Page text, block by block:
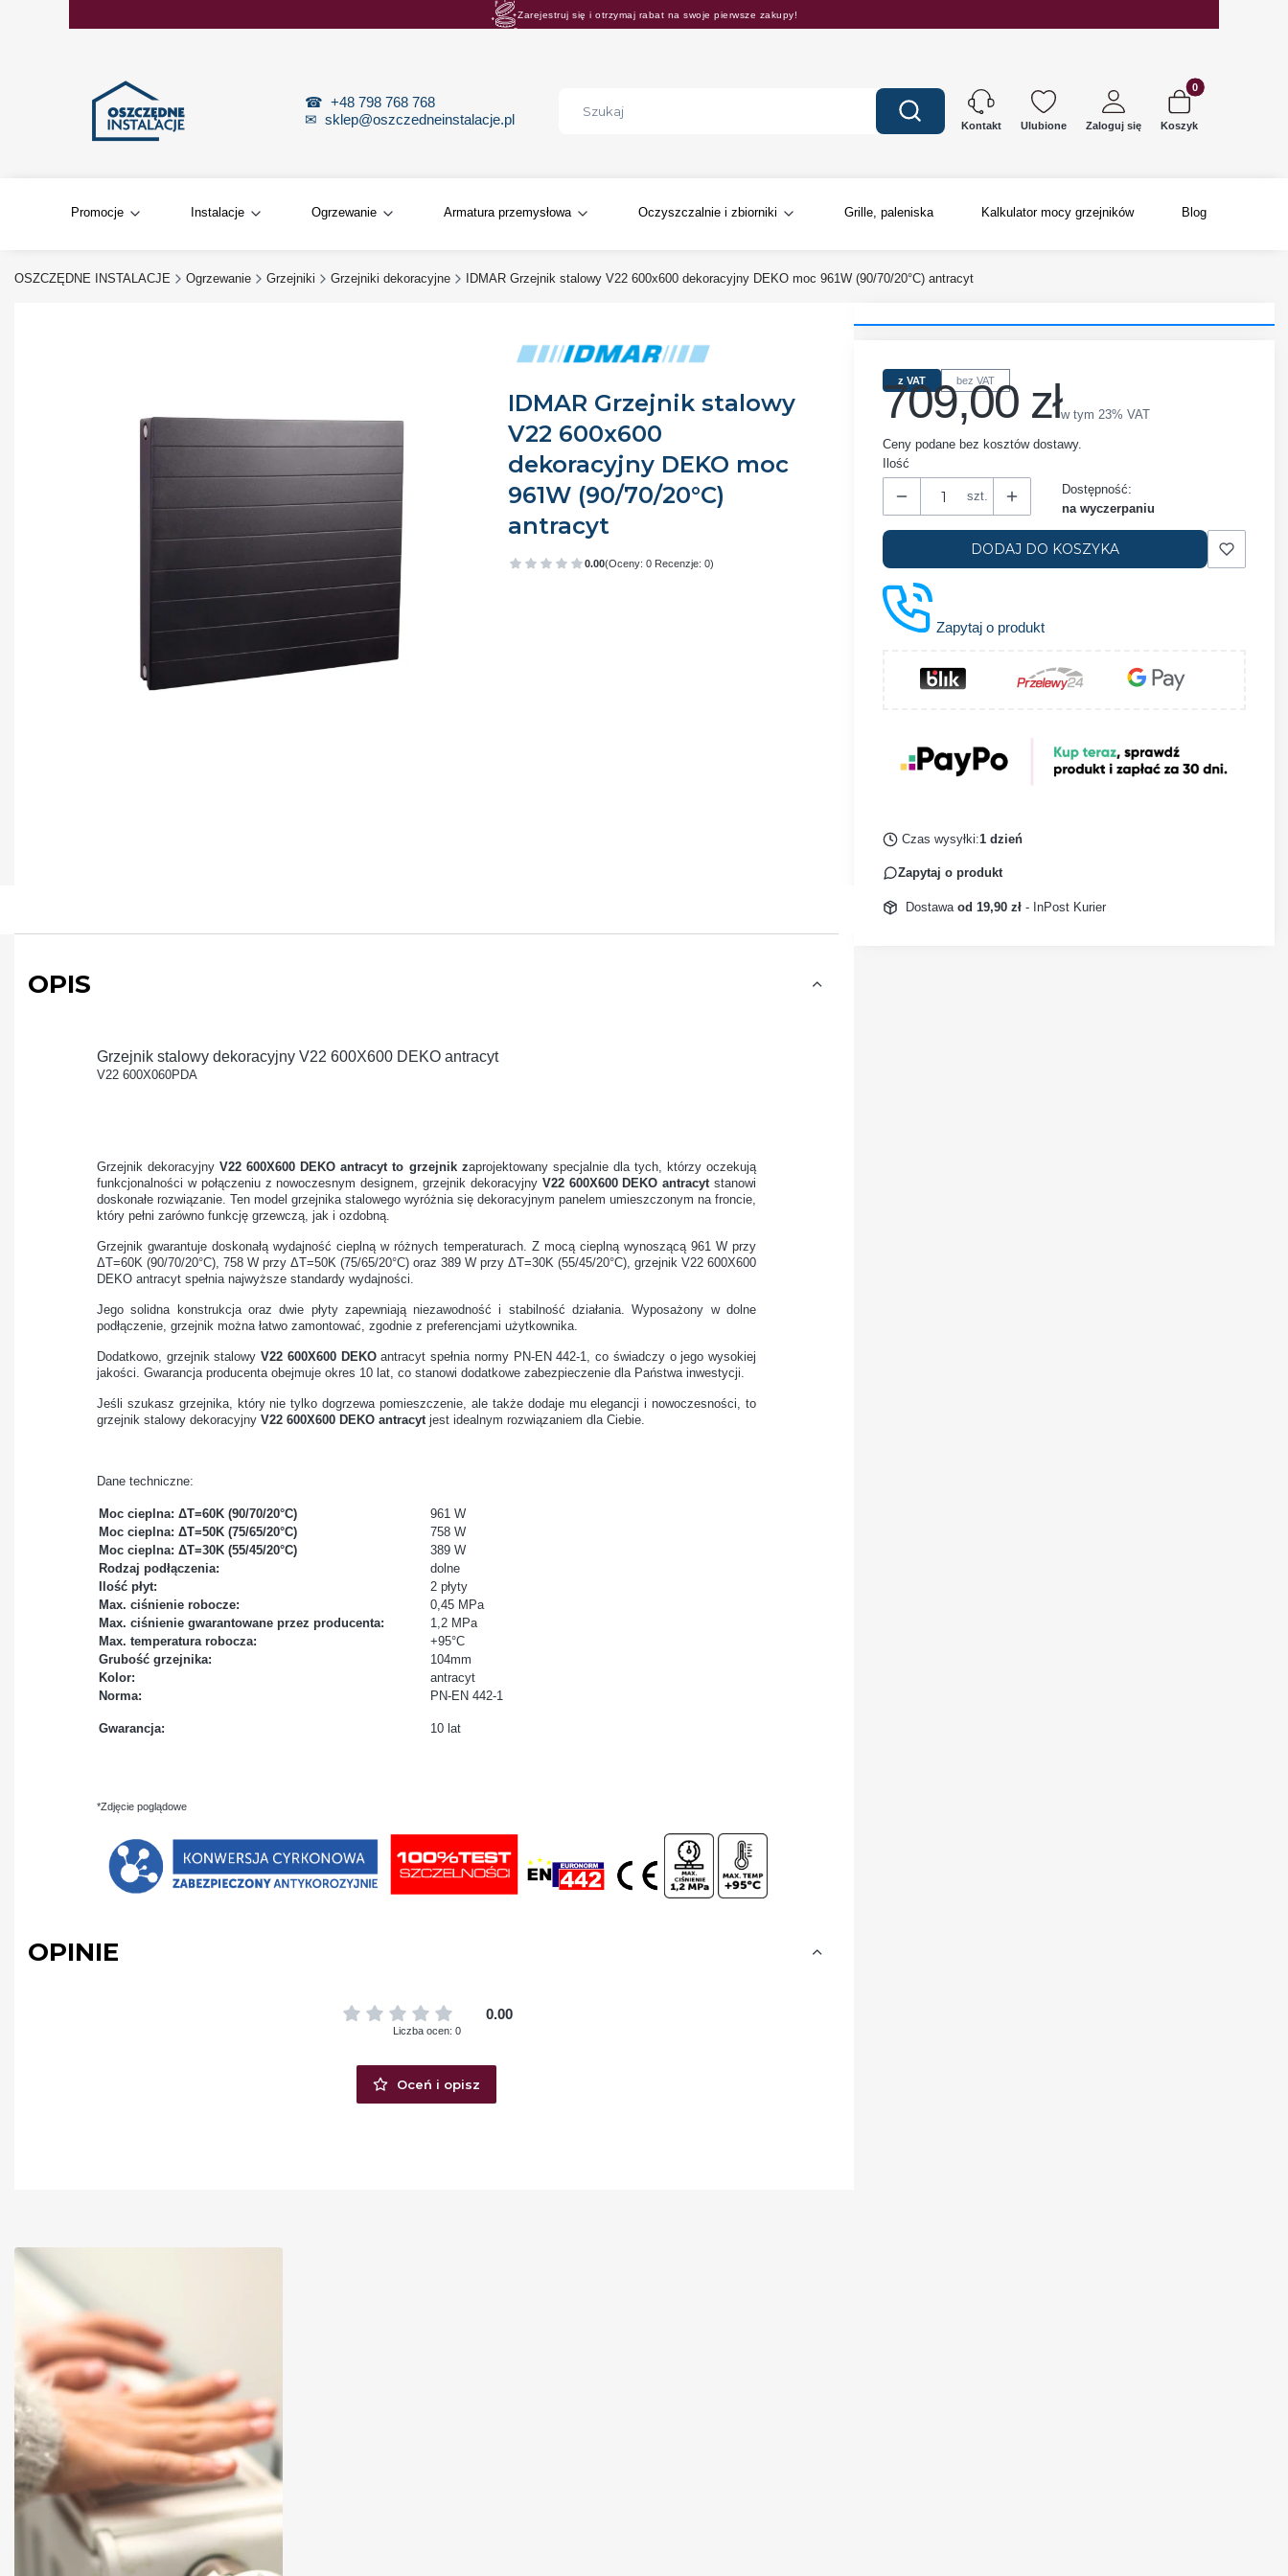
Zarejestruj się i otrzymaj rabat na swoje pierwsze zakupy!
☎ +48 798 768 768
✉ sklep@oszczedneinstalacje.pl Wyczyść Szukaj Kontakt Ulubione Zaloguj się
Produkty w
Koszyk
Promocje Instalacje Ogrzewanie Armatura przemysłowa Oczyszczalnie i zbiorniki Grille, paleniska Kalkulator mocy grzejników Blog
OSZCZĘDNE INSTALACJE Ogrzewanie Grzejniki Grzejniki dekoracyjne IDMAR Grzejnik stalowy V22 600x600 dekoracyjny DEKO moc 961W (90/70/20°C) antracyt
IDMAR Grzejnik stalowy
V22 600x600
dekoracyjny DEKO moc
961W (90/70/20°C)
antracyt
0.00(Oceny: 0 Recenzje: 0)
Przejdź do sekcji Opinie
OPIS
Grzejnik stalowy dekoracyjny V22 600X600 DEKO antracyt
V22 600X060PDA
Grzejnik dekoracyjnyV22 600X600 DEKO antracyt to grzejnik zaprojektowany specjalnie dla tych, którzy oczekują
funkcjonalności w połączeniu z nowoczesnym designem, grzejnik dekoracyjny V22 600X600 DEKO antracytstanowi
doskonałe rozwiązanie. Ten model grzejnika stalowego wyróżnia się dekoracyjnym panelem umieszczonym na froncie,
który pełni zarówno funkcję grzewczą, jak i ozdobną.
Grzejnik gwarantuje doskonałą wydajność cieplną w różnych temperaturach. Z mocą cieplną wynoszącą 961 W przy
ΔT=60K (90/70/20°C), 758 W przy ΔT=50K (75/65/20°C) oraz 389 W przy ΔT=30K (55/45/20°C), grzejnik V22 600X600
DEKO antracyt spełnia najwyższe standardy wydajności.
Jego solidna konstrukcja oraz dwie płyty zapewniają niezawodność i stabilność działania. Wyposażony w dolne
podłączenie, grzejnik można łatwo zamontować, zgodnie z preferencjami użytkownika.
Dodatkowo, grzejnik stalowyV22 600X600 DEKOantracyt spełnia normy PN-EN 442-1, co świadczy o jego wysokiej
jakości. Gwarancja producenta obejmuje okres 10 lat, co stanowi dodatkowe zabezpieczenie dla Państwa inwestycji.
Jeśli szukasz grzejnika, który nie tylko dogrzewa pomieszczenie, ale także dodaje mu elegancji i nowoczesności, to
grzejnik stalowy dekoracyjny V22 600X600 DEKO antracytjest idealnym rozwiązaniem dla Ciebie.
Dane techniczne:
Moc cieplna: ΔT=60K (90/70/20°C)
961 W
Moc cieplna: ΔT=50K (75/65/20°C)
758 W
Moc cieplna: ΔT=30K (55/45/20°C)
389 W
Rodzaj podłączenia:
dolne
Ilość płyt:
2 płyty
Max. ciśnienie robocze:
0,45 MPa
Max. ciśnienie gwarantowane przez producenta:
1,2 MPa
Max. temperatura robocza:
+95°C
Grubość grzejnika:
104mm
Kolor:
antracyt
Norma:
PN-EN 442-1
Gwarancja: 10 lat
*Zdjęcie poglądowe
OPINIE
0.00
Liczba ocen: 0
Oceń i opisz
z VAT bez VAT
Cena
709,00 złw tym 23% VAT
w tym 23% VAT
Ceny podane bez kosztów dostawy.
Ilość
szt.
Dostępność:
na wyczerpaniu
DODAJ DO KOSZYKA
Zapytaj o produkt
Czas wysyłki:1 dzień
Zapytaj o produkt
Dostawa od 19,90 zł - InPost Kurier